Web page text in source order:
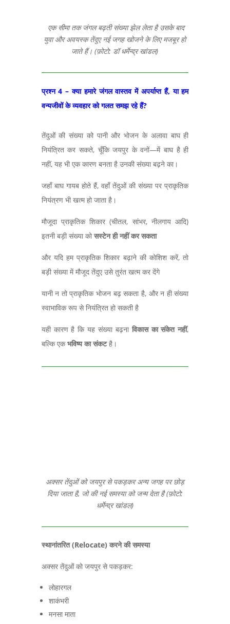
एक सीमा तक जंगल बढ़ती संख्या झेल लेता है उसके बाद
युवा और अवयस्क तेंदुए नई जगह खोजने के लिए मजबूर हो
जाते हैं। (फ़ोटो: डॉ धर्मेन्द्र खांडल)
प्रश्न 4 – क्या हमारे जंगल वास्तव में अपर्याप्त हैं, या हम
वन्यजीवों के व्यवहार को गलत समझ रहे हैं?
तेंदुओं की संख्या को पानी और भोजन के अलावा बाघ ही
नियंत्रित कर सकते, चूँकि जयपुर के वनों—में बाघ है ही
नहीं, यह भी एक कारण बनता है उनकी संख्या बढ़ने का।
जहाँ बाघ गायब होते हैं, वहाँ तेंदुओं की संख्या पर प्राकृतिक
नियंत्रण भी खत्म हो जाता है।
मौजूदा प्राकृतिक शिकार (चीतल, सांभर,नीलगाय आदि)
इतनी बड़ी संख्या कोसस्टेन ही नहीं कर सकता
और यदि हम प्राकृतिक शिकार बढ़ाने की कोशिश करें,तो
बड़ी संख्या में मौजूद तेंदुए उसे तुरंत खत्म कर देंगे
यानी न तो प्राकृत‍िक भोजन बढ़ सकता है, और न ही संख्या
स्वाभाविक रूप से नियंत्रित हो सकती है
यही कारण है कि यह संख्या बढ़ना विकास का संकेत नहीं,
बल्कि एकभविष्य का संकटहै।
अक्सर तेंदुओं को जयपुर से पकड़कर अन्य जगह पर छोड़
दिया जाता है, जो की नई समस्या को जन्म देता है (फ़ोटो:
धर्मेन्द्र खांडल)
स्थानांतरित (Relocate) करने की समस्या
अक्सर तेंदुओं को जयपुर से पकड़कर:
लोहारगल
शाकंभरी
मनसा माता